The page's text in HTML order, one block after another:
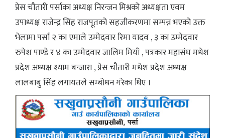
प्रेस चौतारी पर्साका अध्यक्ष निरन्जन मिश्रको अध्यक्षता एवम
उपाध्यक्ष राजेन्द्र सिंह राजपूतको सहजीकरणमा सम्पन्न भएको उक्त
भेलामा पर्सा २ का एमाले उम्मेदवार रिमा यादव , ३ का उम्मेदवार
रुपेश पाण्डे र ४ का उम्मेदवार जालिम मियाँ , पत्रकार महासंघ मधेश
प्रदेश अध्यक्ष श्याम बन्जारा , प्रेस चौतारी मधेश प्रदेश अध्यक्ष
लालबाबु सिंह लगायतले सम्बोधन गरेका थिए ।